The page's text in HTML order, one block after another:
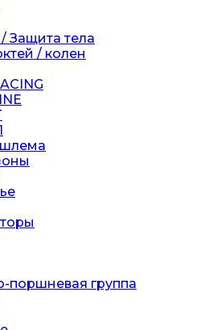
Защита тела
/ колен
поршневая группа